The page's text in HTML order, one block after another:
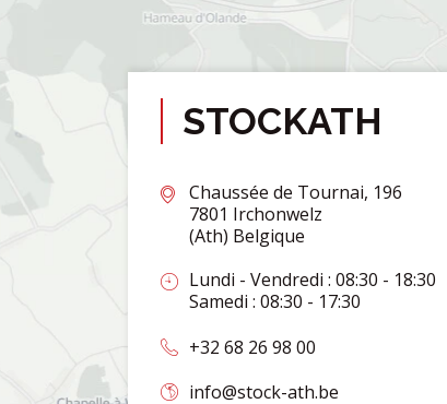
STOCKATH
Chaussée de Tournai, 196
7801 Irchonwelz
(Ath) Belgique
Lundi - Vendredi : 08:30 - 18:30
Samedi : 08:30 - 17:30
+32 68 26 98 00
info@stock-ath.be